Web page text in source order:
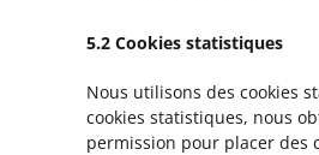
5.2 Cookies statistiques
Nous utilisons des cookies
cookies statistiques, nous
permission pour placer des